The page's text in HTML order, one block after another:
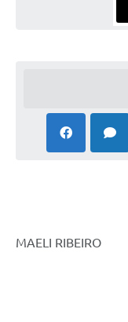
MAELI RIBEIRO